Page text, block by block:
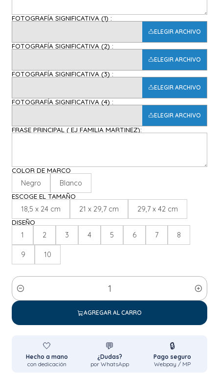
FOTOGRAFÍA SIGNIFICATIVA (1) :
ELEGIR ARCHIVO
FOTOGRAFÍA SIGNIFICATIVA (2) :
ELEGIR ARCHIVO
FOTOGRAFÍA SIGNIFICATIVA (3) :
ELEGIR ARCHIVO
FOTOGRAFÍA SIGNIFICATIVA (4) :
ELEGIR ARCHIVO
FRASE PRINCIPAL ( EJ FAMILIA MARTINEZ):
COLOR DE MARCO
Negro Blanco
ESCOGE EL TAMAÑO
18,5 x 24 cm 21 x 29,7 cm 29,7 x 42 cm
DISEÑO
1 2 3 4 5 6 7 8
9 10
Cantidad
AGREGAR AL CARRO
🤍
Hecho a mano
con dedicación
💬
¿Dudas?
por WhatsApp
🔒
Pago seguro
Webpay / MP